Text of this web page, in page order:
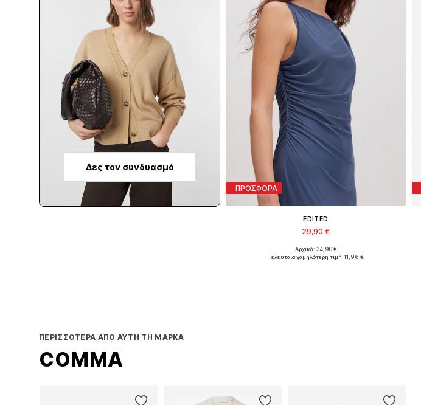
Δες τον συνδυασμό
ΠΡΟΣΦΟΡΑ
EDITED
29,90 €
Διαθέσιμα μεγέθη: 1
Αρχικά: 34,90 €
Τελευταία χαμηλότερη τιμή:11,96 €
ΠΕΡΙΣΣΌΤΕΡΑ ΑΠΌ ΑΥΤΉ ΤΗ ΜΆΡΚΑ
COMMA